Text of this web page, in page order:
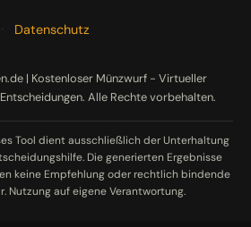
Datenschutz
| Kostenloser Münzwurf - Virtueller
Alle Rechte vorbehalten.
Tool dient ausschließlich der Unterhaltung
Die generierten Ergebnisse
keine Empfehlung oder rechtlich bindende
Nutzung auf eigene Verantwortung.